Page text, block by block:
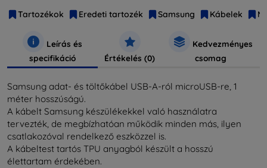
Tartozékok
Eredeti tartozék Samsung Kábelek
Leírás és
specifikáció
Értékelés (0)
Kedvezményes
csomag
Samsung adat- és töltőkábel USB-A-ról microUSB-re, 1
méter hosszúságú.
A kábelt Samsung készülékekkel való használatra
tervezték, de megbízhatóan működik minden más, ilyen
csatlakozóval rendelkező eszközzel is.
A kábeltest tartós TPU anyagból készült a hosszú
élettartam érdekében.